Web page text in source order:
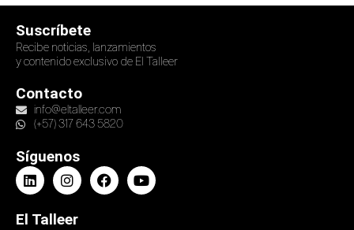
Suscríbete
Recibe noticias, lanzamientos
y contenido exclusivo de El Talleer
Contacto
info@eltalleer.com
(+57) 317 643 5820
Síguenos
El Talleer